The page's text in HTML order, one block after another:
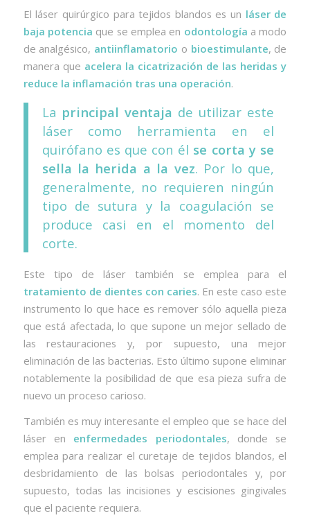
El láser quirúrgico para tejidos blandos es un láser de
baja potencia que se emplea en odontología a modo
de analgésico, antiinflamatorio o bioestimulante, de
manera que acelera la cicatrización de las heridas y
reduce la inflamación tras una operación.
La principal ventaja de utilizar este
láser como herramienta en el
quirófano es que con él se corta y se
sella la herida a la vez. Por lo que,
generalmente, no requieren ningún
tipo de sutura y la coagulación se
produce casi en el momento del
corte.
Este tipo de láser también se emplea para el
tratamiento de dientes con caries. En este caso este
instrumento lo que hace es remover sólo aquella pieza
que está afectada, lo que supone un mejor sellado de
las restauraciones y, por supuesto, una mejor
eliminación de las bacterias. Esto último supone eliminar
notablemente la posibilidad de que esa pieza sufra de
nuevo un proceso carioso.
También es muy interesante el empleo que se hace del
láser en enfermedades periodontales, donde se
emplea para realizar el curetaje de tejidos blandos, el
desbridamiento de las bolsas periodontales y, por
supuesto, todas las incisiones y escisiones gingivales
que el paciente requiera.